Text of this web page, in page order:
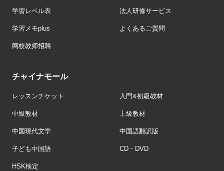
学習レベル表 法人研修サービス
学習メモplus よくあるご質問
网校教师招聘
チャイナモール
レッスンチケット 入門&初級教材
中級教材 上級教材
中国現代文学 中国語翻訳版
子ども中国語 CD・DVD
HSK検定